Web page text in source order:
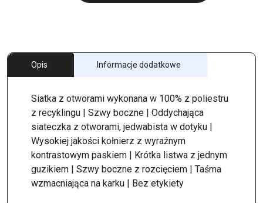
Opis Informacje dodatkowe
Siatka z otworami wykonana w 100% z poliestru
z recyklingu | Szwy boczne | Oddychająca
siateczka z otworami, jedwabista w dotyku |
Wysokiej jakości kołnierz z wyraźnym
kontrastowym paskiem | Krótka listwa z jednym
guzikiem | Szwy boczne z rozcięciem | Taśma
wzmacniająca na karku | Bez etykiety